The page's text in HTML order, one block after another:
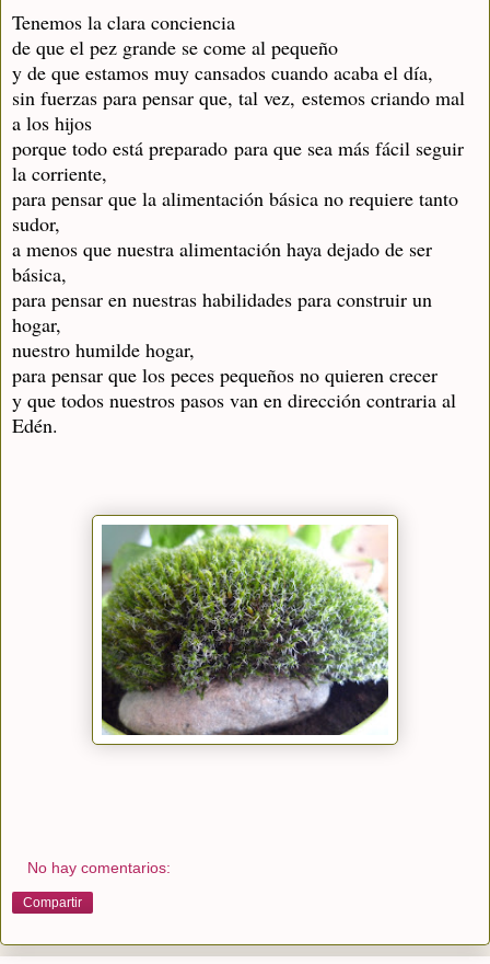
Tenemos la clara conciencia
de que el pez grande se come al pequeño
y de que estamos muy cansados cuando acaba el día,
sin fuerzas para pensar que, tal vez, estemos criando mal
a los hijos
porque todo está preparado para que sea más fácil seguir
la corriente,
para pensar que la alimentación básica no requiere tanto
sudor,
a menos que nuestra alimentación haya dejado de ser
básica,
para pensar en nuestras habilidades para construir un
hogar,
nuestro humilde hogar,
para pensar que los peces pequeños no quieren crecer
y que todos nuestros pasos van en dirección contraria al
Edén.
No hay comentarios:
Compartir